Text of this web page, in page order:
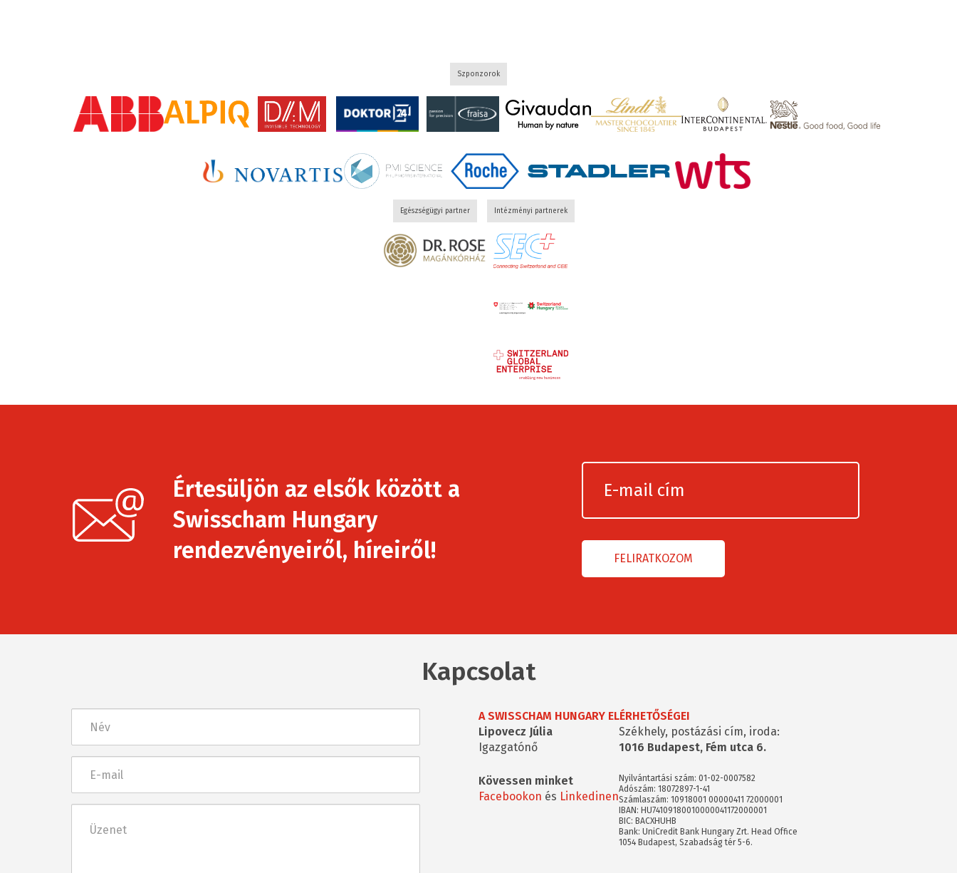
Szponzorok
Egészségügyi partner Intézményi partnerek
Értesüljön az elsők között a
Swisscham Hungary
rendezvényeiről, híreiről!
Kapcsolat
mail
A SWISSCHAM HUNGARY ELÉRHETŐSÉGEI
Lipovecz Júlia
Igazgatónő
Kövessen minket
Facebookon és Linkedinen
Székhely, postázási cím, iroda:
1016 Budapest, Fém utca 6.
Nyilvántartási szám: 01-02-0007582
Adószám: 18072897-1-41
Számlaszám: 10918001 00000411 72000001
IBAN: HU74109180010000041172000001
BIC: BACXHUHB
Bank: UniCredit Bank Hungary Zrt. Head Office
1054 Budapest, Szabadság tér 5-6.